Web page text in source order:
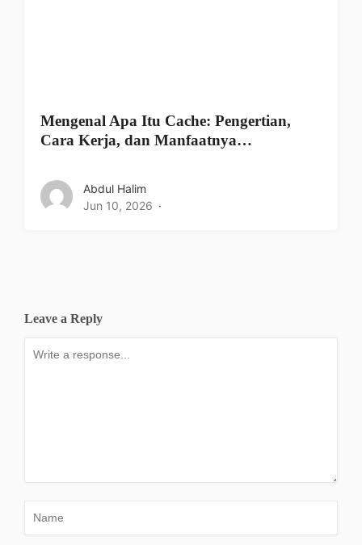
Mengenal Apa Itu Cache: Pengertian,
Cara Kerja, dan Manfaatnya…
Abdul Halim
Jun 10, 2026
Leave a Reply